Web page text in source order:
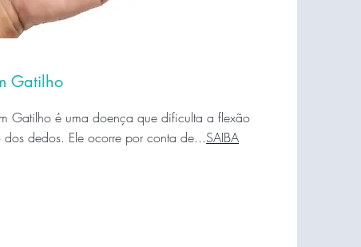
Gatilho
Gatilho é uma doença que dificulta a flexão
dos dedos. Ele ocorre por conta de...SAIBA